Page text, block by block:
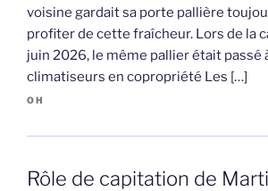
voisine gardait sa porte pallière
profiter de cette fraîcheur. Lors de la
juin 2026, le même pallier était passé
climatiseurs en copropriété Les […]
OH
Rôle de capitation de